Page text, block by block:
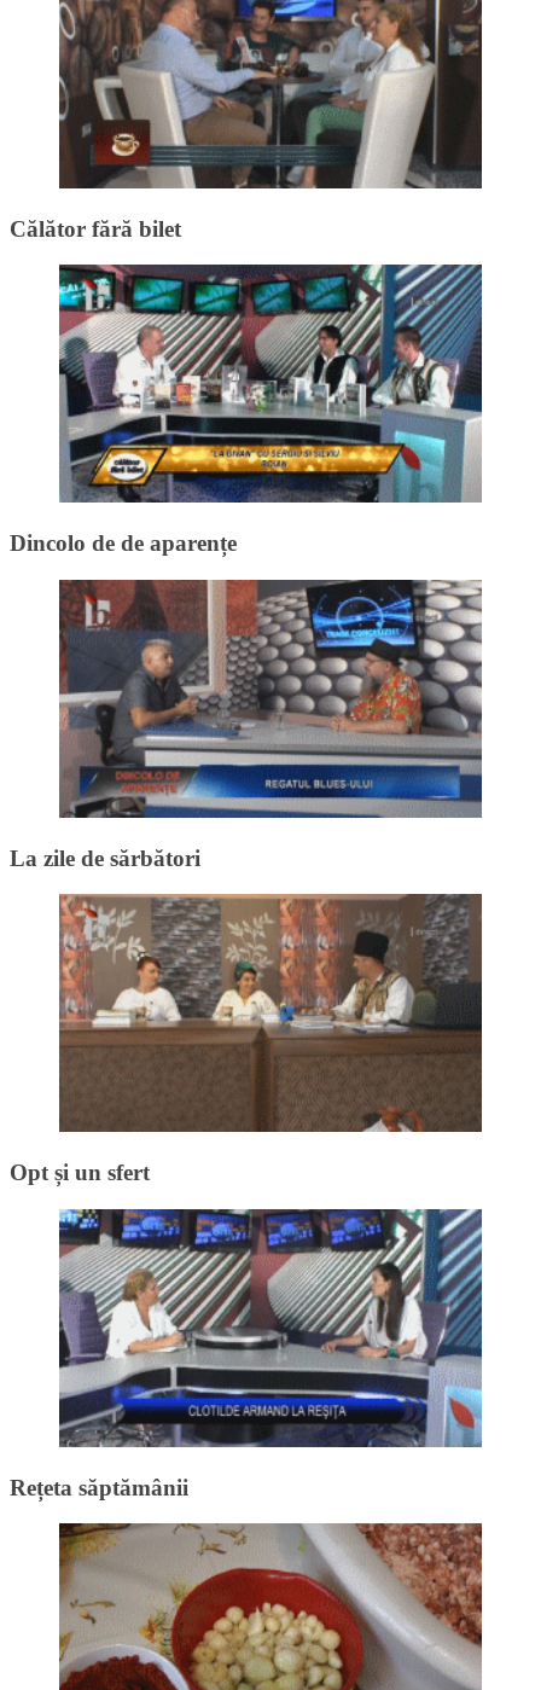
Călător fără bilet
Dincolo de de aparențe
La zile de sărbători
Opt și un sfert
Rețeta săptămânii